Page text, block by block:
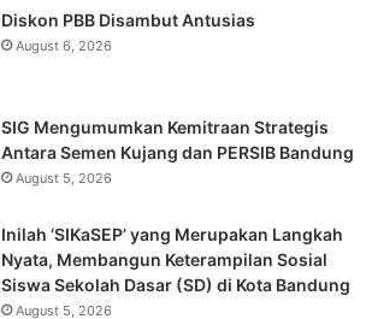
Diskon PBB Disambut Antusias
August 6, 2026
SIG Mengumumkan Kemitraan Strategis
Antara Semen Kujang dan PERSIB Bandung
August 5, 2026
Inilah ‘SIKaSEP’ yang Merupakan Langkah
Nyata, Membangun Keterampilan Sosial
Siswa Sekolah Dasar (SD) di Kota Bandung
August 5, 2026